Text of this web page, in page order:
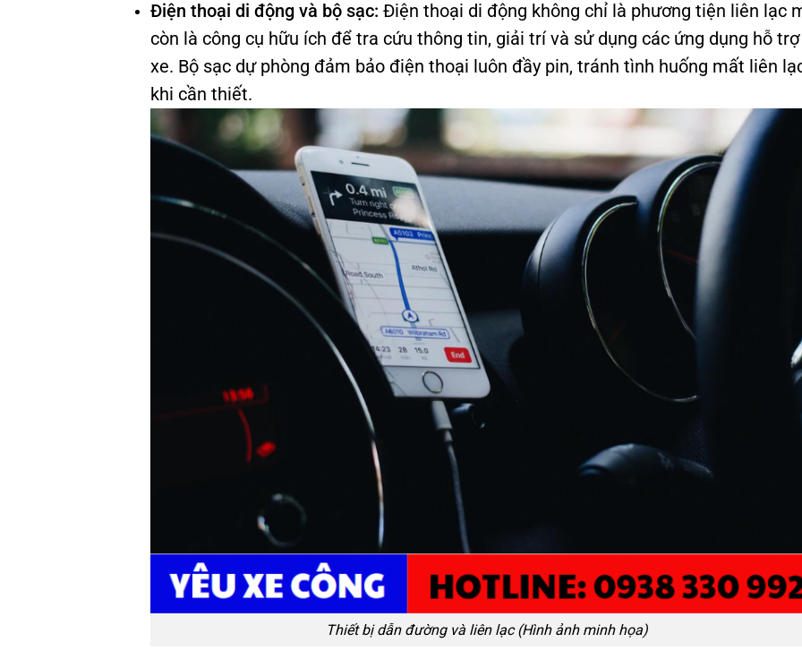
Điện thoại di động và bộ sạc: Điện thoại di động không chỉ là phương tiện liên lạc
còn là công cụ hữu ích để tra cứu thông tin, giải trí và sử dụng các ứng dụng hỗ
xe. Bộ sạc dự phòng đảm bảo điện thoại luôn đầy pin, tránh tình huống mất liên
khi cần thiết.
Thiết bị dẫn đường và liên lạc (Hình ảnh minh họa)